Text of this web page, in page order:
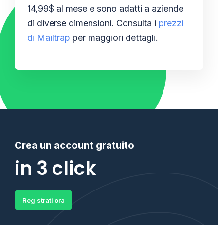
14,99$ al mese e sono adatti a aziende
di diverse dimensioni. Consulta i prezzi
di Mailtrap per maggiori dettagli.
Crea un account gratuito
in 3 click
Registrati ora